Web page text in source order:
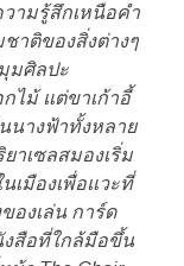
วามรู้สึกเหนือคำ
าติของสิ่งต่างๆ
มศิลปะ
แต่ขาเก้าอี้
นนางฟ้าทั้งหลาย
าเซลสมองเริ่ม
เมืองเพื่อแวะที่
องเล่น การ์ด
สือที่ใกล้มือขึ้น